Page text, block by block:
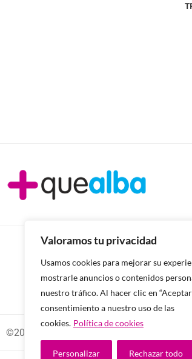
Valoramos tu privacidad
Usamos cookies para mejorar su
mostrarle anuncios o contenidos
nuestro tráfico. Al hacer clic en
consentimiento a nuestro uso de las
cookies. Política de cookies
Personalizar Rechazar todo
©2026 -Todos los derechos reservados.